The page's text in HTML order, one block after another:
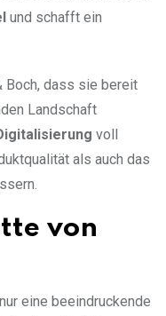
und schafft ein
Boch, dass sie bereit
Landschaft
voll
als auch das
von
eine beeindruckende